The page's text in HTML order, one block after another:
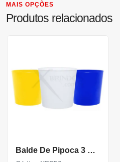
MAIS OPÇÕES
Produtos relacionados
Balde De Pipoca 3 Litros